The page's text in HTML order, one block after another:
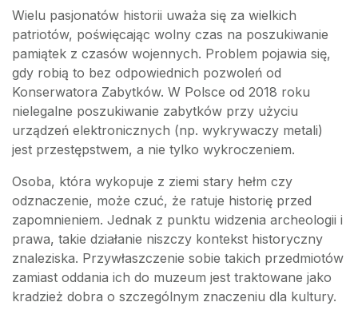
Wielu pasjonatów historii uważa się za wielkich
patriotów, poświęcając wolny czas na poszukiwanie
pamiątek z czasów wojennych. Problem pojawia się,
gdy robią to bez odpowiednich pozwoleń od
Konserwatora Zabytków. W Polsce od 2018 roku
nielegalne poszukiwanie zabytków przy użyciu
urządzeń elektronicznych (np. wykrywaczy metali)
jest przestępstwem, a nie tylko wykroczeniem.
Osoba, która wykopuje z ziemi stary hełm czy
odznaczenie, może czuć, że ratuje historię przed
zapomnieniem. Jednak z punktu widzenia archeologii i
prawa, takie działanie niszczy kontekst historyczny
znaleziska. Przywłaszczenie sobie takich przedmiotów
zamiast oddania ich do muzeum jest traktowane jako
kradzież dobra o szczególnym znaczeniu dla kultury.